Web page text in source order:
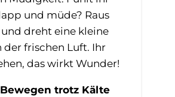
und müde? Raus
dreht eine kleine
der frischen Luft. Ihr
das wirkt Wunder!
trotz Kälte